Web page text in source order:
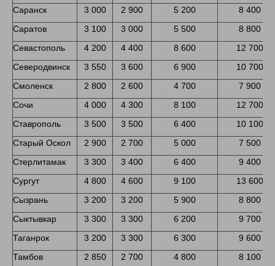
Саранск
3 000 2 900 5 200
8 400
Саратов
3 100 3 000 5 500
8 800
Севастополь
4 200 4 400 8 600
12 700
Северодвинск
3 550 3 600 6 900
10 700
Смоленск
2 800 2 600 4 700
7 900
Сочи
4 000 4 300 8 100
12 700
Ставрополь
3 500 3 500 6 400
10 100
Старый Оскол
2 900 2 700 5 000
7 500
Стерлитамак
3 300 3 400 6 400
9 400
Сургут
4 800 4 600 9 100
13 600
Сызрань
3 200 3 200 5 900
8 800
Сыктывкар
3 300 3 300 6 200
9 700
Таганрок
3 200 3 300 6 300
9 600
Тамбов
2 850 2 700 4 800
8 100